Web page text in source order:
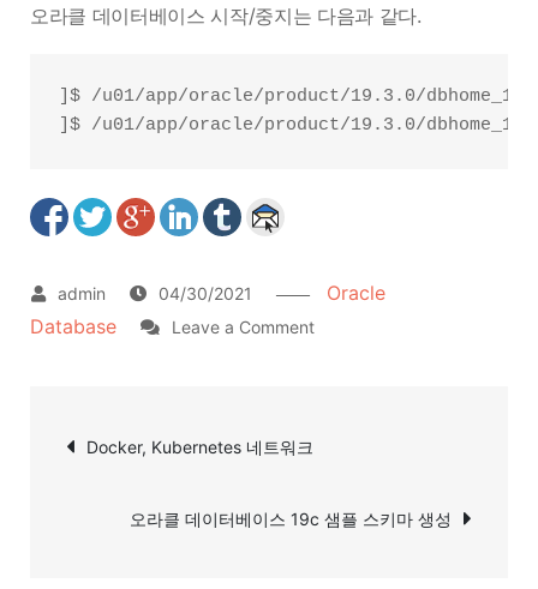
오라클 데이터베이스 시작/중지는 다음과 같다.
]$ /u01/app/oracle/product/19.3.0/
04/30/2021
Oracle
Database
Leave a Commenton
탐
Docker, Kubernetes 네트워크
오라클 데이터베이스 19c 샘플 스키마 생성